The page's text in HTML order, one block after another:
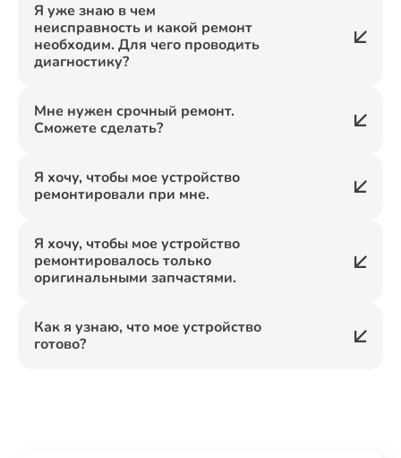
Я уже знаю в чем
неисправность и какой ремонт
необходим. Для чего проводить
диагностику?
Мне нужен срочный ремонт.
Сможете сделать?
Я хочу, чтобы мое устройство
ремонтировали при мне.
Я хочу, чтобы мое устройство
ремонтировалось только
оригинальными запчастями.
Как я узнаю, что мое устройство
готово?